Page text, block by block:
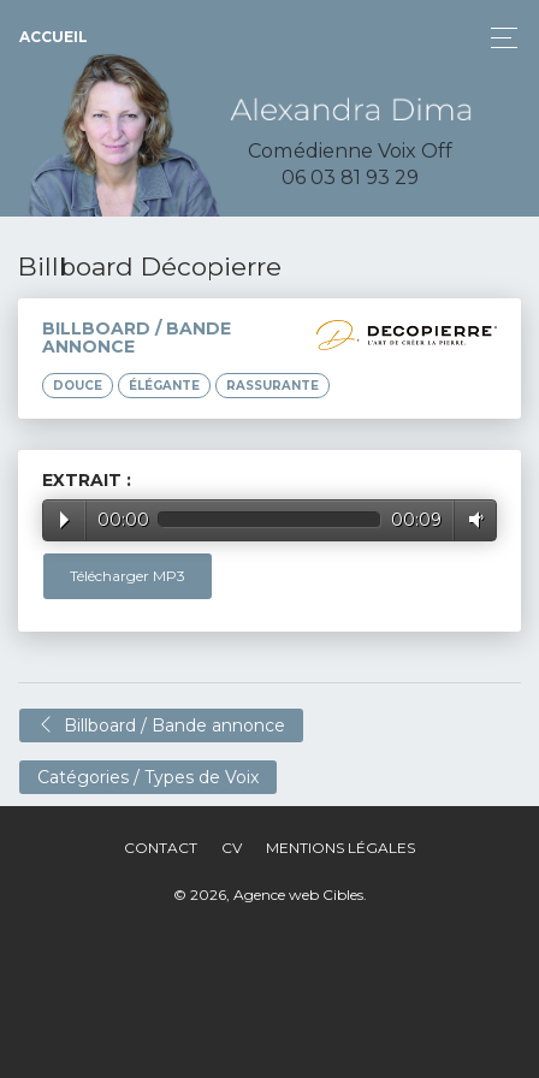
ACCUEIL
Comédienne Voix Off
06 03 81 93 29
Billboard Décopierre
BILLBOARD / BANDE
ANNONCE
DOUCE ÉLÉGANTE RASSURANTE
EXTRAIT :
00:00
00:09
Télécharger MP3
Billboard / Bande annonce
Catégories / Types de Voix
CONTACT CV MENTIONS LÉGALES
© 2026, Agence web Cibles.